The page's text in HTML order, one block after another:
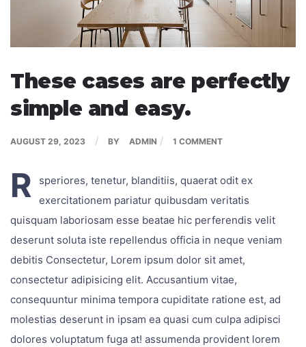
These cases are perfectly
simple and easy.
AUGUST 29, 2023 / BY ADMIN / 1 COMMENT
R
speriores, tenetur, blanditiis, quaerat odit ex
exercitationem pariatur quibusdam veritatis
quisquam laboriosam esse beatae hic perferendis velit
deserunt soluta iste repellendus officia in neque veniam
debitis Consectetur, Lorem ipsum dolor sit amet,
consectetur adipisicing elit. Accusantium vitae,
consequuntur minima tempora cupiditate ratione est, ad
molestias deserunt in ipsam ea quasi cum culpa adipisci
dolores voluptatum fuga at! assumenda provident lorem